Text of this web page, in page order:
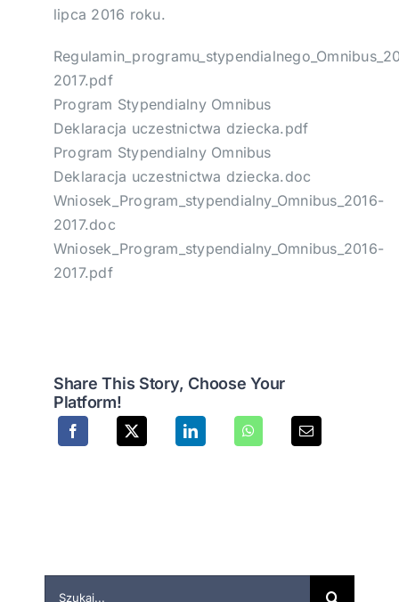
lipca 2016 roku.
2017.pdf
Program Stypendialny Omnibus
Deklaracja uczestnictwa dziecka.pdf
Program Stypendialny Omnibus
Deklaracja uczestnictwa dziecka.doc
Wniosek_Program_stypendialny_Omnibus_2016-
2017.doc
Wniosek_Program_stypendialny_Omnibus_2016-
2017.pdf
Share This Story, Choose Your
Platform!